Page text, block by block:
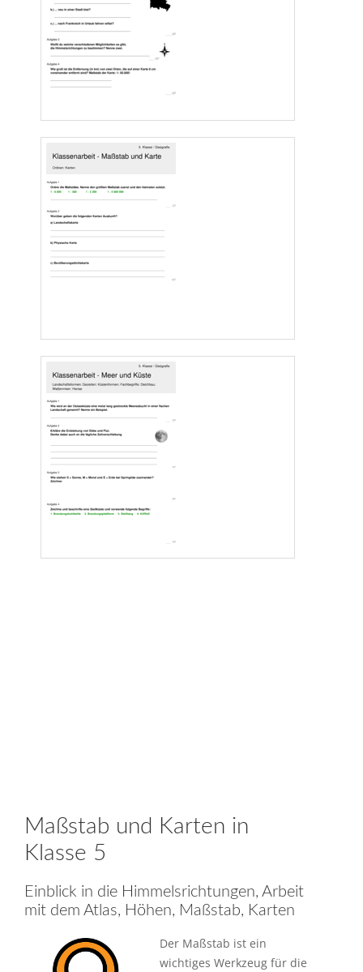
Maßstab und Karten in
Klasse 5
Einblick in die Himmelsrichtungen, Arbeit
mit dem Atlas, Höhen, Maßstab, Karten
Der Maßstab ist ein
wichtiges Werkzeug für die